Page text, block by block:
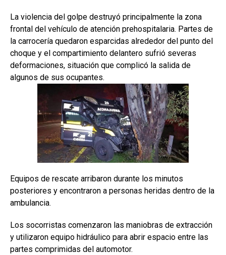
La violencia del golpe destruyó principalmente la zona
frontal del vehículo de atención prehospitalaria. Partes de
la carrocería quedaron esparcidas alrededor del punto del
choque y el compartimiento delantero sufrió severas
deformaciones, situación que complicó la salida de
algunos de sus ocupantes.
Equipos de rescate arribaron durante los minutos
posteriores y encontraron a personas heridas dentro de la
ambulancia.
Los socorristas comenzaron las maniobras de extracción
y utilizaron equipo hidráulico para abrir espacio entre las
partes comprimidas del automotor.